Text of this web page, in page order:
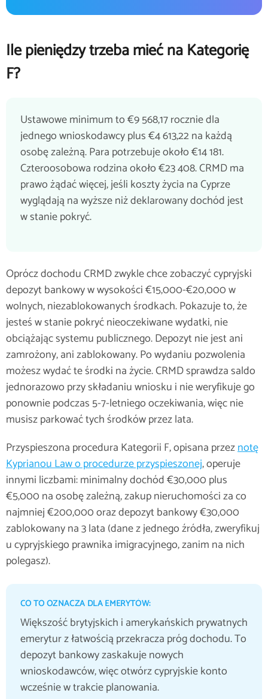
Ile pieniędzy trzeba mieć na Kategorię
F?
Ustawowe minimum to €9 568,17 rocznie dla
jednego wnioskodawcy plus €4 613,22 na każdą
osobę zależną. Para potrzebuje około €14 181.
Czteroosobowa rodzina około €23 408. CRMD ma
prawo żądać więcej, jeśli koszty życia na Cyprze
wyglądają na wyższe niż deklarowany dochód jest
w stanie pokryć.
Oprócz dochodu CRMD zwykle chce zobaczyć cypryjski
depozyt bankowy w wysokości €15,000-€20,000 w
wolnych, niezablokowanych środkach. Pokazuje to, że
jesteś w stanie pokryć nieoczekiwane wydatki, nie
obciążając systemu publicznego. Depozyt nie jest ani
zamrożony, ani zablokowany. Po wydaniu pozwolenia
możesz wydać te środki na życie. CRMD sprawdza saldo
jednorazowo przy składaniu wniosku i nie weryfikuje go
ponownie podczas 5-7-letniego oczekiwania, więc nie
musisz parkować tych środków przez lata.
Przyspieszona procedura Kategorii F, opisana przeznotę
Kyprianou Law o procedurze przyspieszonej, operuje
innymi liczbami: minimalny dochód €30,000 plus
€5,000 na osobę zależną, zakup nieruchomości za co
najmniej €200,000 oraz depozyt bankowy €30,000
zablokowany na 3 lata (dane z jednego źródła, zweryfikuj
u cypryjskiego prawnika imigracyjnego, zanim na nich
polegasz).
CO TO OZNACZA DLA EMERYTÓW:
Większość brytyjskich i amerykańskich prywatnych
emerytur z łatwością przekracza próg dochodu. To
depozyt bankowy zaskakuje nowych
wnioskodawców, więc otwórz cypryjskie konto
wcześnie w trakcie planowania.